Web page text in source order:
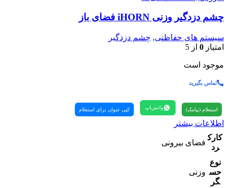
چشم دزدگیر وزنی iHORN فضای باز
سیستم های حفاظتی, چشم دزدگیر
امتیاز 0 از 5
موجود است
تماس بگیرید
استعلام (پیامک) واتس‌اپ کپی عنوان برای استعلام
اطلاعات بیشتر
کارک
رد
فضای بیرونی
نوع
حس
گر
وزنی